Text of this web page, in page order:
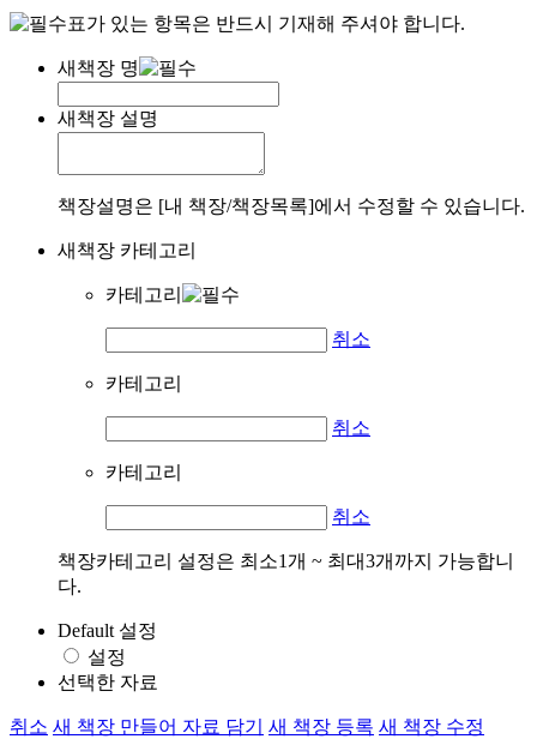
표가 있는 항목은 반드시 기재해 주셔야 합니다.
새책장 명
새책장 설명
책장설명은 [내 책장/책장목록]에서 수정할 수 있습니다.
새책장 카테고리
카테고리
취소
카테고리
취소
카테고리
취소
책장카테고리 설정은 최소1개 ~ 최대3개까지 가능합니
다.
Default 설정
설정
선택한 자료
취소 새 책장 만들어 자료 담기 새 책장 등록 새 책장 수정